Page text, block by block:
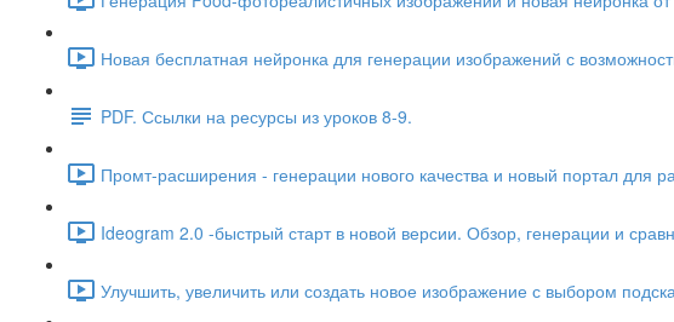
Новая бесплатная нейронка для генерации изображений с
PDF. Ссылки на ресурсы из уроков 8-9.
Промт-расширения - генерации нового качества и новый портал
Ideogram 2.0 -быстрый старт в новой версии. Обзор, генерации и
Улучшить, увеличить или создать новое изображение с выбором